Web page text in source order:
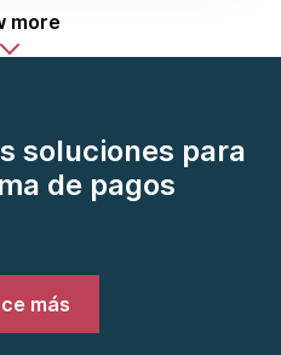
more
soluciones para
de pagos
más